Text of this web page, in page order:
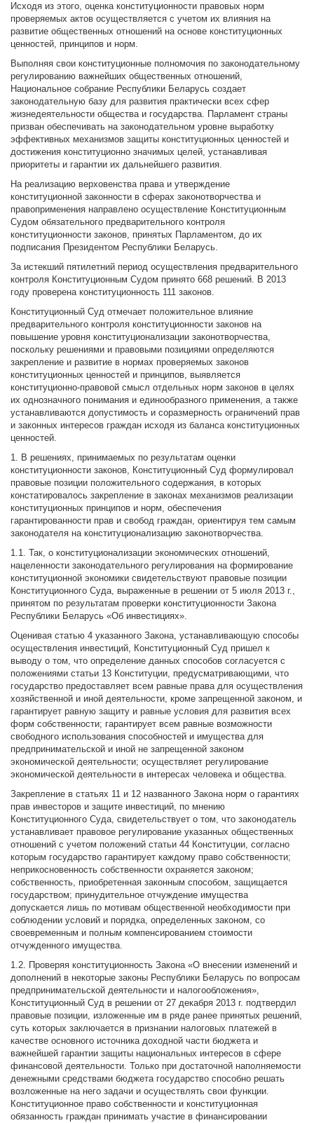
Исходя из этого, оценка конституционности правовых норм
проверяемых актов осуществляется с учетом их влияния на
развитие общественных отношений на основе конституционных
ценностей, принципов и норм.
Выполняя свои конституционные полномочия по законодательному
регулированию важнейших общественных отношений,
Национальное собрание Республики Беларусь создает
законодательную базу для развития практически всех сфер
жизнедеятельности общества и государства. Парламент страны
призван обеспечивать на законодательном уровне выработку
эффективных механизмов защиты конституционных ценностей и
достижения конституционно значимых целей, устанавливая
приоритеты и гарантии их дальнейшего развития.
На реализацию верховенства права и утверждение
конституционной законности в сферах законотворчества и
правоприменения направлено осуществление Конституционным
Судом обязательного предварительного контроля
конституционности законов, принятых Парламентом, до их
подписания Президентом Республики Беларусь.
За истекший пятилетний период осуществления предварительного
контроля Конституционным Судом принято 668 решений. В 2013
году проверена конституционность 111 законов.
Конституционный Суд отмечает положительное влияние
предварительного контроля конституционности законов на
повышение уровня конституционализации законотворчества,
поскольку решениями и правовыми позициями определяются
закрепление и развитие в нормах проверяемых законов
конституционных ценностей и принципов, выявляется
конституционно-правовой смысл отдельных норм законов в целях
их однозначного понимания и единообразного применения, а также
устанавливаются допустимость и соразмерность ограничений прав
и законных интересов граждан исходя из баланса конституционных
ценностей.
1. В решениях, принимаемых по результатам оценки
конституционности законов, Конституционный Суд формулировал
правовые позиции положительного содержания, в которых
констатировалось закрепление в законах механизмов реализации
конституционных принципов и норм, обеспечения
гарантированности прав и свобод граждан, ориентируя тем самым
законодателя на конституционализацию законотворчества.
1.1. Так, о конституционализации экономических отношений,
нацеленности законодательного регулирования на формирование
конституционной экономики свидетельствуют правовые позиции
Конституционного Суда, выраженные в решении от 5 июля 2013 г.,
принятом по результатам проверки конституционности Закона
Республики Беларусь «Об инвестициях».
Оценивая статью 4 указанного Закона, устанавливающую способы
осуществления инвестиций, Конституционный Суд пришел к
выводу о том, что определение данных способов согласуется с
положениями статьи 13 Конституции, предусматривающими, что
государство предоставляет всем равные права для осуществления
хозяйственной и иной деятельности, кроме запрещенной законом, и
гарантирует равную защиту и равные условия для развития всех
форм собственности; гарантирует всем равные возможности
свободного использования способностей и имущества для
предпринимательской и иной не запрещенной законом
экономической деятельности; осуществляет регулирование
экономической деятельности в интересах человека и общества.
Закрепление в статьях 11 и 12 названного Закона норм о гарантиях
прав инвесторов и защите инвестиций, по мнению
Конституционного Суда, свидетельствует о том, что законодатель
устанавливает правовое регулирование указанных общественных
отношений с учетом положений статьи 44 Конституции, согласно
которым государство гарантирует каждому право собственности;
неприкосновенность собственности охраняется законом;
собственность, приобретенная законным способом, защищается
государством; принудительное отчуждение имущества
допускается лишь по мотивам общественной необходимости при
соблюдении условий и порядка, определенных законом, со
своевременным и полным компенсированием стоимости
отчужденного имущества.
1.2. Проверяя конституционность Закона «О внесении изменений и
дополнений в некоторые законы Республики Беларусь по вопросам
предпринимательской деятельности и налогообложения»,
Конституционный Суд в решении от 27 декабря 2013 г. подтвердил
правовые позиции, изложенные им в ряде ранее принятых решений,
суть которых заключается в признании налоговых платежей в
качестве основного источника доходной части бюджета и
важнейшей гарантии защиты национальных интересов в сфере
финансовой деятельности. Только при достаточной наполняемости
денежными средствами бюджета государство способно решать
возложенные на него задачи и осуществлять свои функции.
Конституционное право собственности и конституционная
обязанность граждан принимать участие в финансировании